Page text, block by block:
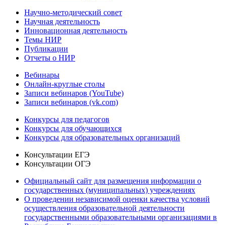
Научно-методический совет
Научная деятельность
Инновационная деятельность
Темы НИР
Публикации
Отчеты о НИР
Вебинары
Онлайн-круглые столы
Записи вебинаров (YouTube)
Записи вебинаров (vk.com)
Конкурсы для педагогов
Конкурсы для обучающихся
Конкурсы для образовательных организаций
Консультации ЕГЭ
Консультации ОГЭ
Официальный сайт для размещения информации о
государственных (муниципальных) учреждениях
О проведении независимой оценки качества условий
осуществления образовательной деятельности
государственными образовательными организациями в